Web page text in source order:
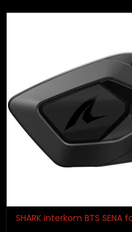
SHARK interkom BTS SENA